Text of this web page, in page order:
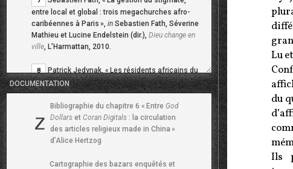
Lu
du
Ils
entre local et global : trois megachurches afro-
caribéennes à Paris », inSebastien Fath, Séverine
Mathieu et Lucine Endelstein (dir.), Dieu change en
ville, L’Harmattan, 2010.
8 Patrick Jedynak, « Les résidents africains du
foyer Bisson aiment leur quartier », Hommes &
Migrations, n. 1168, 1993, p. 26–30.Lire en ligne.
9 Clément Lépidis, «Le passé arménien de
Belleville»,Hommes & Migrations, n. 1168, 1993,
p. 48–50.Lire en ligne
Yu-Sion Live, «Les Asiatiques : immigrations
DOCUMENTATION
Bibliographie du chapitre 6 « Entre God
Dollarset Coran Digitals: la circulation
des articles religieux made in China »
d’Alice Hertzog
Cartographie des bazars enquêtés et